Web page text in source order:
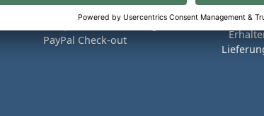
Kaufen Sie bequem auf Rechnung mit
PayPal Check-out